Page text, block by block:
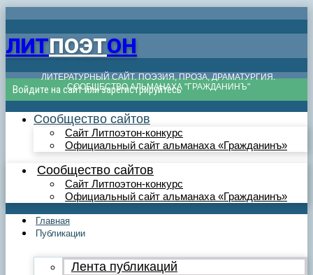
ЛИТПОЭТОН
ЛИТЕРАТУРНЫЙ САЙТ. ПОЭЗИЯ, ПРОЗА, ДРАМАТУРГИЯ.
СООБЩЕСТВО АЛЬМАНАХА "ГРАЖДАНИНЪ"
Войдите на сайт или зарегистрируйтесь
Сообщество сайтов
Сайт Литпоэтон-конкурс
Официальный сайт альманаха «Гражданинъ»
Сообщество сайтов
Сайт Литпоэтон-конкурс
Официальный сайт альманаха «Гражданинъ»
Главная
Публикации
Лента публикаций